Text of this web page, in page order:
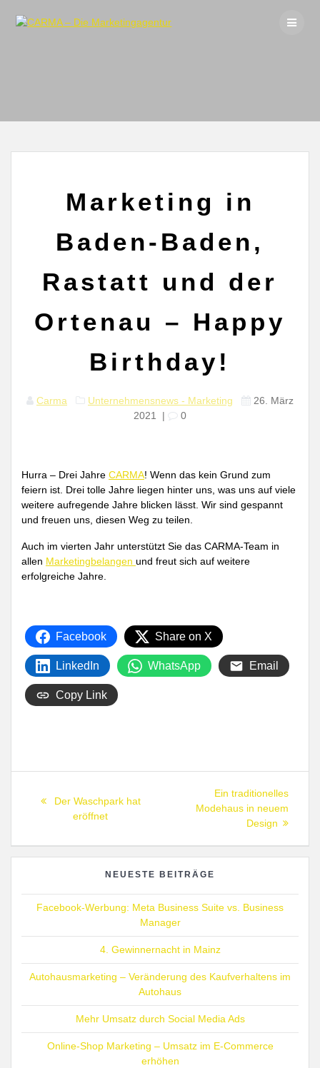
to
Marketing in
Baden-Baden,
Rastatt und der
Ortenau – Happy
Birthday!
Carma Unternehmensnews - Marketing
26. März
2021
| 0
Hurra – Drei Jahre CARMA! Wenn das kein Grund zum
feiern ist. Drei tolle Jahre liegen hinter uns, was uns auf viele
weitere aufregende Jahre blicken lässt. Wir sind gespannt
und freuen uns, diesen Weg zu teilen.
Auch im vierten Jahr unterstützt Sie das CARMA-Team in
allen Marketingbelangen und freut sich auf weitere
erfolgreiche Jahre.
Facebook Share on X
LinkedIn WhatsApp Email
Copy Link
Beitragsnavigation
Previous
post:
Der Waschpark hat
eröffnet
Next
post:
Ein traditionelles
Modehaus in neuem
Design
NEUESTE BEITRÄGE
Facebook-Werbung: Meta Business Suite vs. Business
Manager
4. Gewinnernacht in Mainz
Autohausmarketing – Veränderung des Kaufverhaltens im
Autohaus
Mehr Umsatz durch Social Media Ads
Online-Shop Marketing – Umsatz im E-Commerce
erhöhen